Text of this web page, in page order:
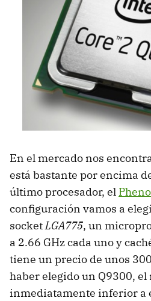
En el mercado nos
está bastante por encima
último procesador, el
configuración vamos a
socketLGA775, un
a 2.66 GHz cada uno y
tiene un precio de unos
haber elegido un Q9300, el
inmediatamente inferior a